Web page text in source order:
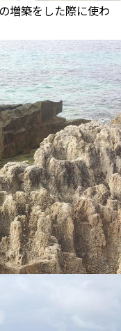
増築をした際に使わ